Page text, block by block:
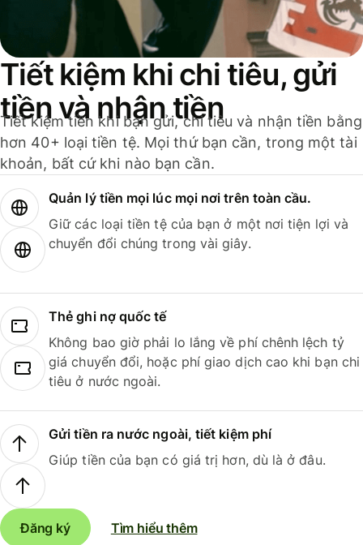
Tiết kiệm khi chi tiêu, gửi
tiền và nhận tiền
Tiết kiệm tiền khi bạn gửi, chi tiêu và nhận tiền bằng
hơn 40+ loại tiền tệ. Mọi thứ bạn cần, trong một tài
khoản, bất cứ khi nào bạn cần.
Quản lý tiền mọi lúc mọi nơi trên toàn cầu.
Giữ các loại tiền tệ của bạn ở một nơi tiện lợi và
chuyển đổi chúng trong vài giây.
Thẻ ghi nợ quốc tế
Không bao giờ phải lo lắng về phí chênh lệch tỷ
giá chuyển đổi, hoặc phí giao dịch cao khi bạn chi
tiêu ở nước ngoài.
Gửi tiền ra nước ngoài, tiết kiệm phí
Giúp tiền của bạn có giá trị hơn, dù là ở đâu.
Đăng ký Tìm hiểu thêm